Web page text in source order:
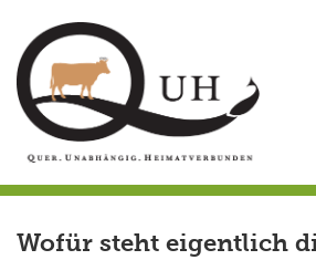
content
Wofür steht eigentlich